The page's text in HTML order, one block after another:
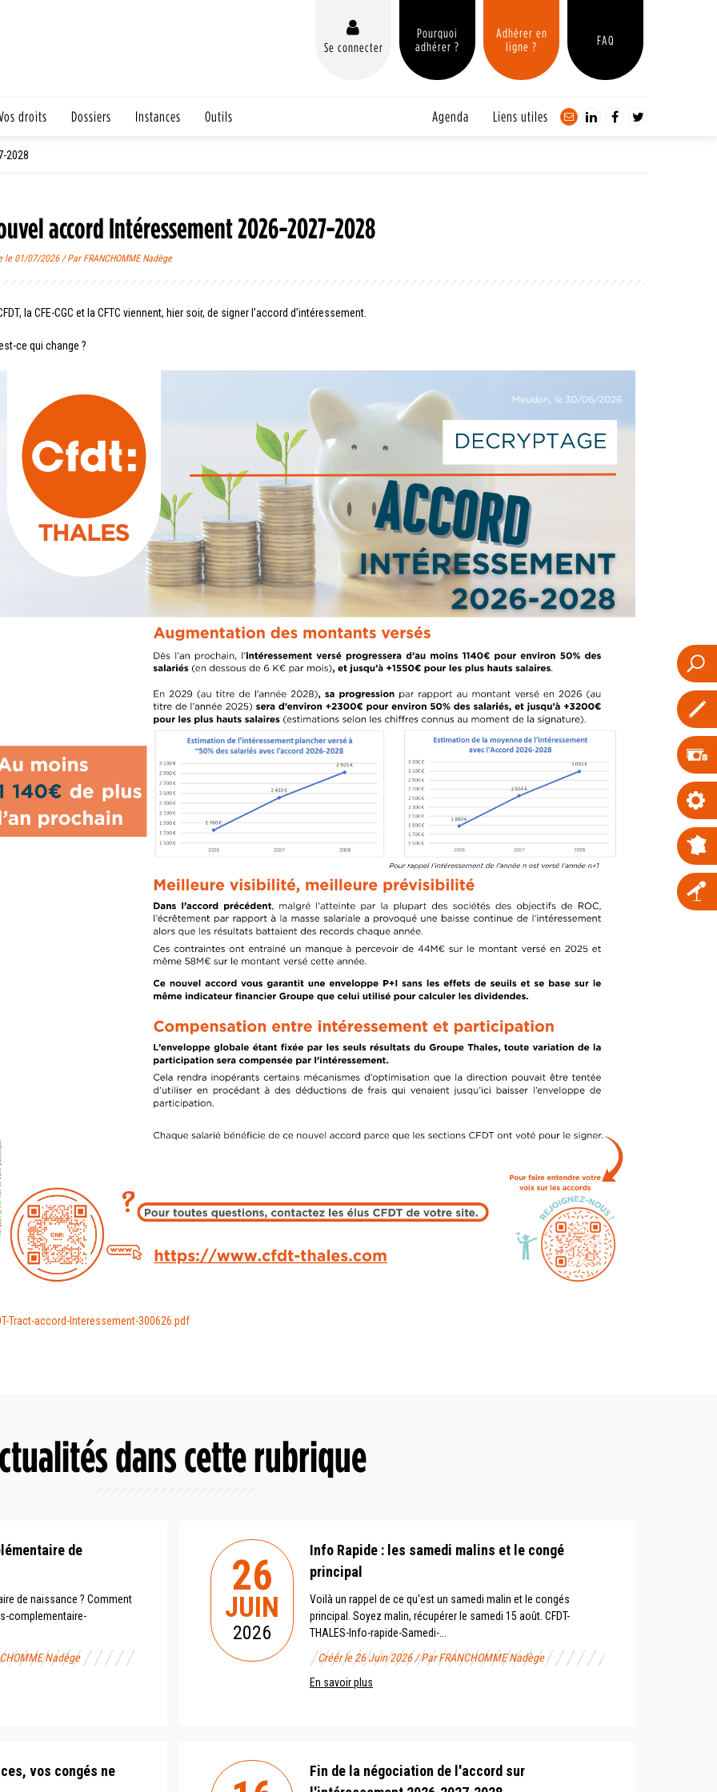
Se connecter
Pourquoi
adhérer ?
Adhérer en
ligne ?
FAQ
droits Dossiers Instances Outils Agenda Liens utiles
2028
accord Intéressement 2026-2027-2028
le 01/07/2026 / Par FRANCHOMME Nadège
la CFE-CGC et la CFTC viennent, hier soir, de signer l’accord d’intéressement.
ce qui change ?
Tract-accord-Interessement-300626.pdf
dans cette rubrique
de
de naissance ? Comment
complementaire-
Nadège
26
JUIN
2026
Info Rapide : les samedi malins et le congé
principal
Voilà un rappel de ce qu'est un samedi malin et le congés
principal. Soyez malin, récupérer le samedi 15 août. CFDT-
THALES-Info-rapide-Samedi-...
Créér le 26 Juin 2026 / Par FRANCHOMME Nadège
En savoir plus
vos congés ne
Fin de la négociation de l'accord sur